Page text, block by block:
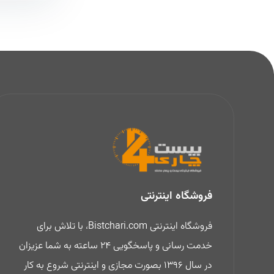
فروشگاه اینترنتی
فروشگاه اینترنتی Bistchari.com، با تلاش برای
خدمت رسانی و پاسخگویی 24 ساعته به شما عزیزان
در سال 1396 بصورت مجازی و اینترنتی شروع به کار